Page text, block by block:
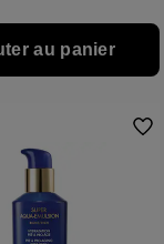
au panier